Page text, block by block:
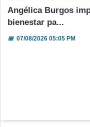
Angélica Burgos
bienestar pa...
📅07/08/2026 05:05 PM